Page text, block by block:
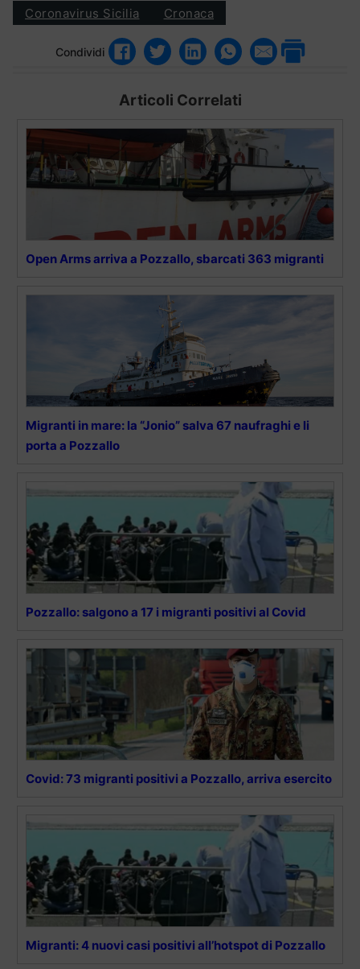
Coronavirus Sicilia Cronaca
Condividi
Articoli Correlati
Open Arms arriva a Pozzallo, sbarcati 363 migranti
Migranti in mare: la “Jonio” salva 67 naufraghi e li
porta a Pozzallo
Pozzallo: salgono a 17 i migranti positivi al Covid
Covid: 73 migranti positivi a Pozzallo, arriva esercito
Migranti: 4 nuovi casi positivi all’hotspot di Pozzallo